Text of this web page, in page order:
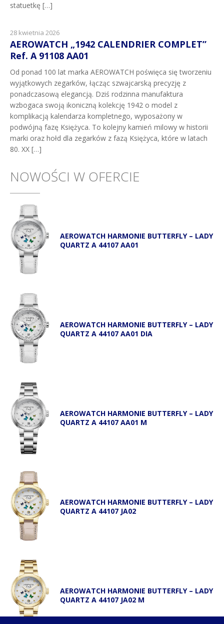
statuetkę […]
28 kwietnia 2026
AEROWATCH „1942 CALENDRIER COMPLET”
Ref. A 91108 AA01
Od ponad 100 lat marka AEROWATCH poświęca się tworzeniu
wyjątkowych zegarków, łącząc szwajcarską precyzję z
ponadczasową elegancją. Dziś rodzinna manufaktura
wzbogaca swoją ikoniczną kolekcję 1942 o model z
komplikacją kalendarza kompletnego, wyposażony w
podwójną fazę Księżyca. To kolejny kamień milowy w historii
marki oraz hołd dla zegarków z fazą Księżyca, które w latach
80. XX […]
NOWOŚCI W OFERCIE
AEROWATCH HARMONIE BUTTERFLY – LADY
QUARTZ A 44107 AA01
AEROWATCH HARMONIE BUTTERFLY – LADY
QUARTZ A 44107 AA01 DIA
AEROWATCH HARMONIE BUTTERFLY – LADY
QUARTZ A 44107 AA01 M
AEROWATCH HARMONIE BUTTERFLY – LADY
QUARTZ A 44107 JA02
AEROWATCH HARMONIE BUTTERFLY – LADY
QUARTZ A 44107 JA02 M